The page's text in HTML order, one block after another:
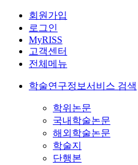
회원가입
로그인
MyRISS
고객센터
전체메뉴
학술연구정보서비스 검색
학위논문
국내학술논문
해외학술논문
학술지
단행본